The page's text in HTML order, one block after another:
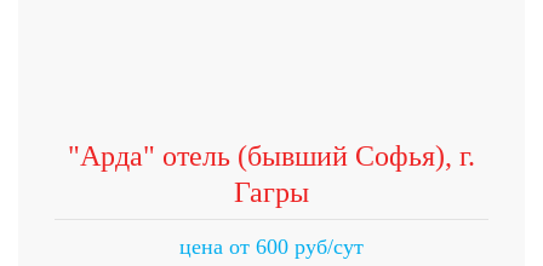
"Арда" отель (бывший Софья), г.
Гагры
цена от 600 руб/сут